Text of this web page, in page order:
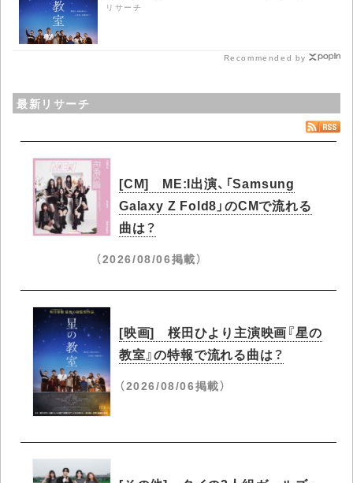
リサーチ
Recommended by
最新リサーチ
[CM] ME:I出演、「Samsung
Galaxy Z Fold8」のCMで流れる
曲は？
（2026/08/06掲載）
[映画] 桜田ひより主演映画『星の
教室』の特報で流れる曲は？
（2026/08/06掲載）